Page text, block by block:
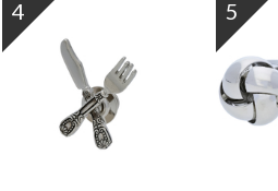
4 5